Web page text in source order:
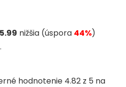
nižšia (úspora 44%)
hodnotenie 4.82 z 5 na